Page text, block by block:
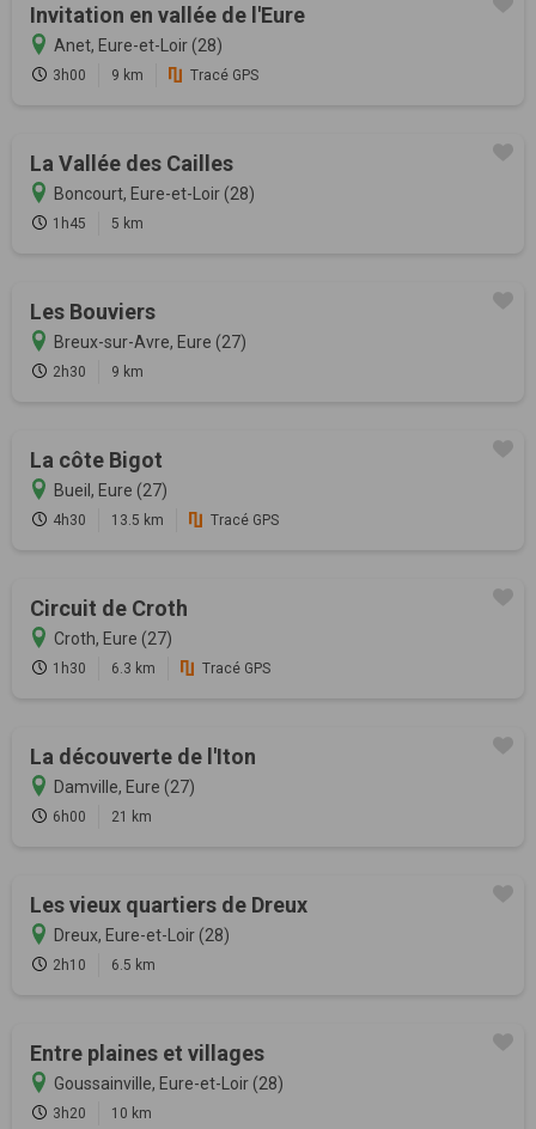
Invitation en vallée de l'Eure
Anet, Eure-et-Loir (28)
3h00 9 km Tracé GPS
La Vallée des Cailles
Boncourt, Eure-et-Loir (28)
1h45 5 km
Les Bouviers
Breux-sur-Avre, Eure (27)
2h30 9 km
La côte Bigot
Bueil, Eure (27)
4h30 13.5 km Tracé GPS
Circuit de Croth
Croth, Eure (27)
1h30 6.3 km Tracé GPS
La découverte de l'Iton
Damville, Eure (27)
6h00 21 km
Les vieux quartiers de Dreux
Dreux, Eure-et-Loir (28)
2h10 6.5 km
Entre plaines et villages
Goussainville, Eure-et-Loir (28)
3h20 10 km